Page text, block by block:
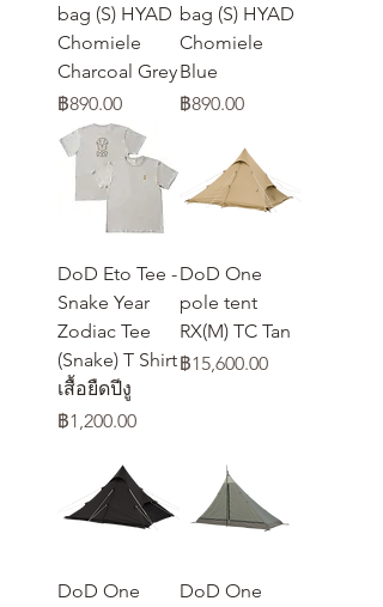
bag (S) HYAD
Chomiele
Charcoal Grey
ราคา
฿890.00
bag (S) HYAD
Chomiele
Blue
ราคา
฿890.00
DoD Eto Tee -
Snake Year
Zodiac Tee
(Snake) T Shirt
เสื้อยืดปีงู
ราคา
฿1,200.00
DoD One
pole tent
RX(M) TC Tan
ราคา
฿15,600.00
DoD One
DoD One